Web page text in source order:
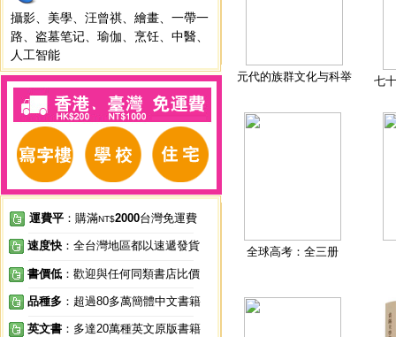
攝影
美學 汪曾祺 繪畫
一帶一
路
盗墓笔记 瑜伽 烹饪 中醫
人工智能
運費平 ：購滿NT$2000台灣免運費
速度快 ：全台灣地區都以速遞發貨
書價低 ：歡迎與任何同類書店比價
品種多 ：超過80多萬簡體中文書籍
英文書 ：多達20萬種英文原版書籍
元代的族群文化与科举 七
全球高考：全三册